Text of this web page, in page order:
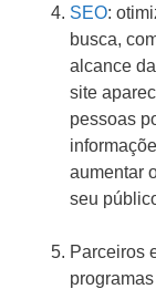
SEO:
busca,
alcance
site
pessoas
aumentar
seu
Parceiros